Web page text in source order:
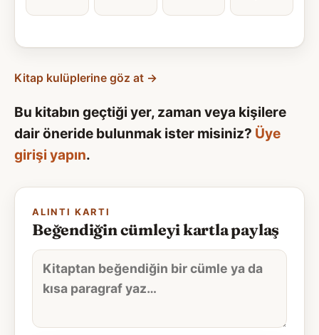
Kitap kulüplerine göz at →
Bu kitabın geçtiği yer, zaman veya kişilere
dair öneride bulunmak ister misiniz? Üye
girişi yapın.
ALINTI KARTI
Beğendiğin cümleyi kartla paylaş
Alıntı
metni